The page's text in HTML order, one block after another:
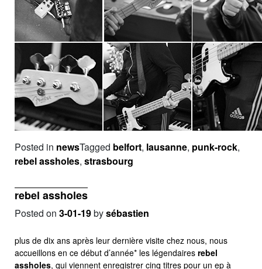
Posted in newsTagged belfort, lausanne, punk-rock,
rebel assholes, strasbourg
rebel assholes
Posted on 3-01-19bysébastien
plus de dix ans après leur dernière visite chez nous, nous
accueillons en ce début d’année* les légendaires rebel
assholes, qui viennent enregistrer cinq titres pour un ep à